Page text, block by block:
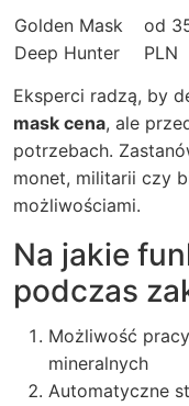
Golden Mask
Deep Hunter
od
PLN
Eksperci radzą, by
mask cena, ale
potrzebach.
monet, militarii czy
możliwościami.
Na jakie
podczas
Możliwość
mineralnych
Automatyczne